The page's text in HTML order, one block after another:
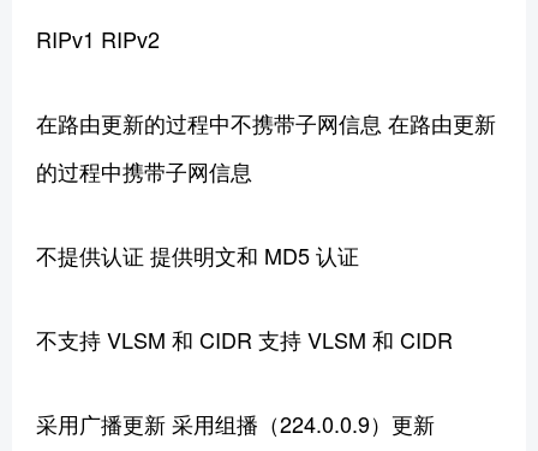
RIPv1 RIPv2
在路由更新的过程中不携带子网信息 在路由更新
的过程中携带子网信息
不提供认证 提供明文和 MD5 认证
不支持 VLSM 和 CIDR 支持 VLSM 和 CIDR
采用广播更新 采用组播（224.0.0.9）更新